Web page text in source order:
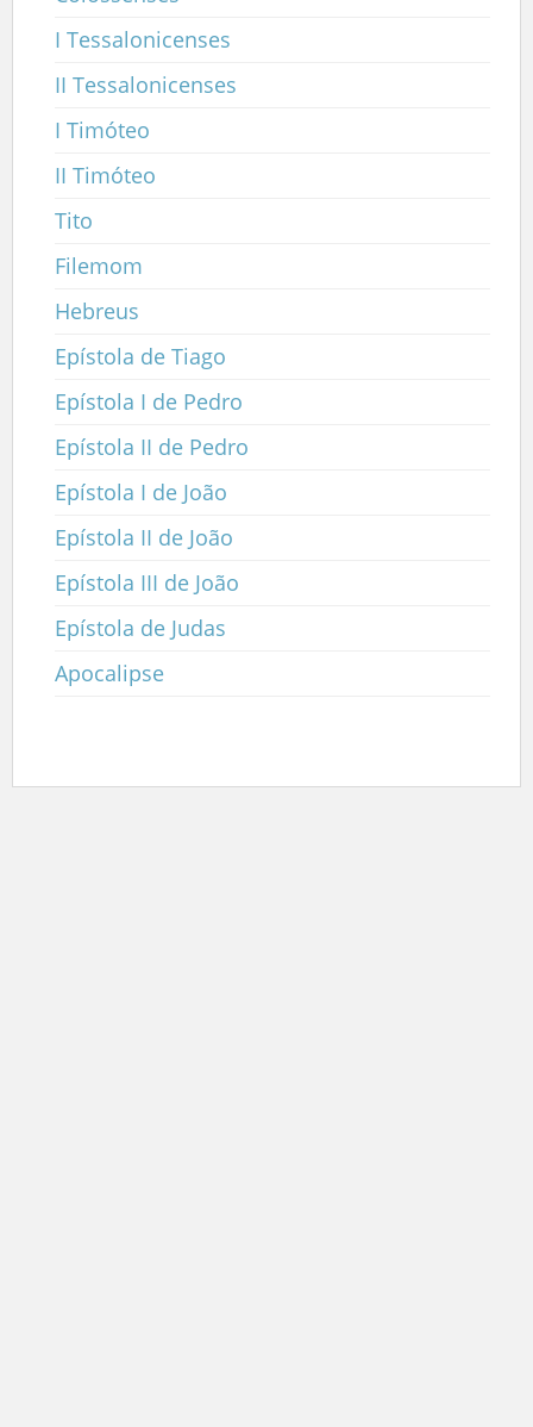
I Tessalonicenses
II Tessalonicenses
I Timóteo
II Timóteo
Tito
Filemom
Hebreus
Epístola de Tiago
Epístola I de Pedro
Epístola II de Pedro
Epístola I de João
Epístola II de João
Epístola III de João
Epístola de Judas
Apocalipse